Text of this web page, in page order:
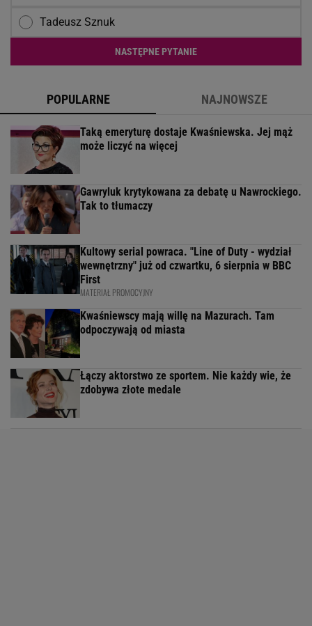
Tadeusz Sznuk
NASTĘPNE PYTANIE
POPULARNE NAJNOWSZE
Taką emeryturę dostaje Kwaśniewska. Jej mąż
może liczyć na więcej
Gawryluk krytykowana za debatę u Nawrockiego.
Tak to tłumaczy
Kultowy serial powraca. "Line of Duty - wydział
wewnętrzny" już od czwartku, 6 sierpnia w BBC
First
MATERIAŁ PROMOCYJNY
Kwaśniewscy mają willę na Mazurach. Tam
odpoczywają od miasta
Łączy aktorstwo ze sportem. Nie każdy wie, że
zdobywa złote medale